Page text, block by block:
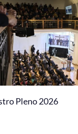
Pleno 2026